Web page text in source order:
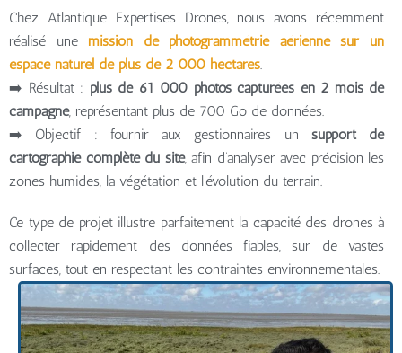
Chez Atlantique Expertises Drones, nous avons récemment
réalisé une mission de photogrammétrie aérienne sur un
espace naturel de plus de 2 000 hectares.
➡️ Résultat : plus de 61 000 photos capturées en 2 mois de
campagne, représentant plus de 700 Go de données.
➡️ Objectif : fournir aux gestionnaires un support de
cartographie complète du site, afin d’analyser avec précision les
zones humides, la végétation et l’évolution du terrain.
Ce type de projet illustre parfaitement la capacité des drones à
collecter rapidement des données fiables, sur de vastes
surfaces, tout en respectant les contraintes environnementales.